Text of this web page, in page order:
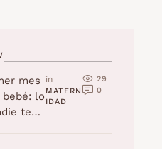
mes
lo
te
in
MATERN
IDAD
29
0